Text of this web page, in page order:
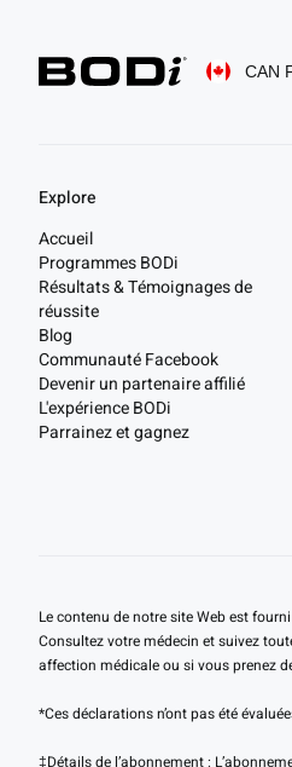
CAN
Explore
Accueil
Programmes BODi
Résultats & Témoignages de
réussite
Blog
Communauté Facebook
Devenir un partenaire affilié
L'expérience BODi
Parrainez et gagnez
Le contenu de notre site Web est
Consultez votre médecin et suivez
affection médicale ou si vous prenez
*Ces déclarations n’ont pas été
‡Détails de l’abonnement :